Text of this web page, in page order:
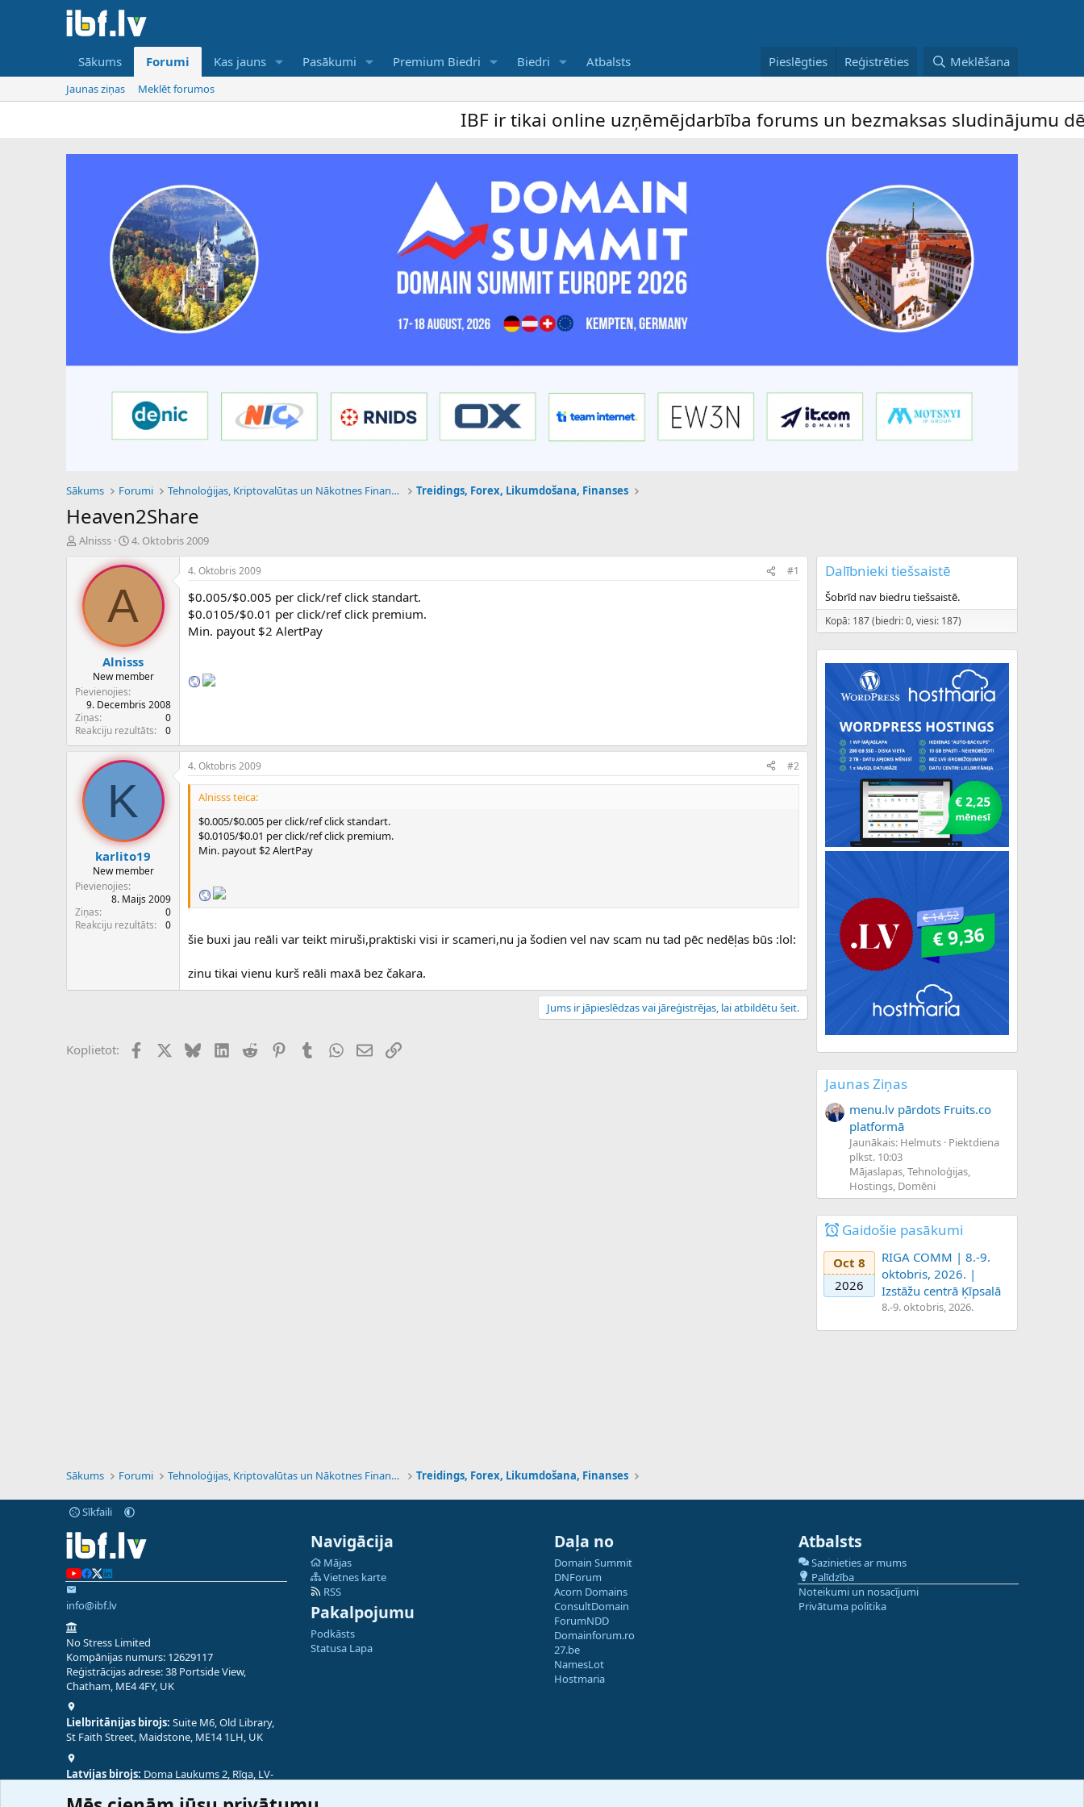
Sākums Forumi Kas jauns Pasākumi Premium Biedri Biedri Atbalsts Pieslēgties Reģistrēties Meklēšana
Jaunas ziņas Meklēt forumos
IBF ir tikai online uzņēmējdarbība forums un bezmaksas sludinājumu dēlis –
Sākums Forumi Tehnoloģijas, Kriptovalūtas un Nākotnes Finanses Treidings, Forex, Likumdošana, Finanses
Heaven2Share
P
e
d
e
z
s
ā
c
ē
Alnisss
S
k
a
d
a
t
u
m
s
4. Oktobris 2009
A
Alnisss
New member
Pievienojies
9. Decembris 2008
Ziņas
0
Reakciju rezultāts
0
4. Oktobris 2009 #1
$0.005/$0.005 per click/ref click standart.
$0.0105/$0.01 per click/ref click premium.
Min. payout $2 AlertPay
K
karlito19
New member
Pievienojies
8. Maijs 2009
Ziņas
0
Reakciju rezultāts
0
4. Oktobris 2009 #2
Alnisss teica:
$0.005/$0.005 per click/ref click standart.
$0.0105/$0.01 per click/ref click premium.
Min. payout $2 AlertPay
šie buxi jau reāli var teikt miruši,praktiski visi ir scameri,nu ja šodien vel nav scam nu tad pēc nedēļas būs :lol:
zinu tikai vienu kurš reāli maxā bez čakara.
Jums ir jāpieslēdzas vai jāreģistrējas, lai atbildētu šeit.
Koplietot: FacebookX (Twitter)
BlueskyLinkedIn
Reddit PinterestTumblrWhatsApp
E-pastsSaiti
Dalībnieki tiešsaistē
Šobrīd nav biedru tiešsaistē.
Kopā: 187 (biedri: 0, viesi: 187)
Jaunas Ziņas
menu.lv pārdots Fruits.co
platformā
Jaunākais: Helmuts Piektdiena
plkst. 10:03
Mājaslapas, Tehnoloģijas,
Hostings, Domēni
Gaidošie pasākumi
Oct 8
2026
RIGA COMM | 8.-9.
oktobris, 2026. |
Izstāžu centrā Ķīpsalā
8.-9. oktobris, 2026.
Sākums Forumi Tehnoloģijas, Kriptovalūtas un Nākotnes Finanses Treidings, Forex, Likumdošana, Finanses
Sīkfaili
info@ibf.lv
No Stress Limited
Kompānijas numurs: 12629117
Reģistrācijas adrese: 38 Portside View,
Chatham, ME4 4FY, UK
Lielbritānijas birojs: Suite M6, Old Library,
St Faith Street, Maidstone, ME14 1LH, UK
Latvijas birojs: Doma Laukums 2, Rīga, LV-
Navigācija
Mājas
Vietnes karte
RSS
Pakalpojumu
Podkāsts
Statusa Lapa
Daļa no
Domain Summit
DNForum
Acorn Domains
ConsultDomain
ForumNDD
Domainforum.ro
27.be
NamesLot
Hostmaria
Atbalsts
Sazinieties ar mums
Palīdzība
Noteikumi un nosacījumi
Privātuma politika